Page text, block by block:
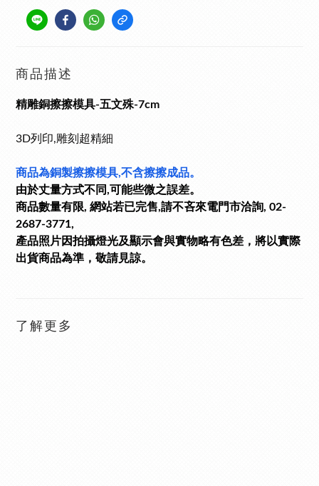
商品描述
精雕銅擦擦模具-五文殊-7cm
3D列印,雕刻超精細
商品為銅製擦擦模具,不含擦擦成品。
由於丈量方式不同,可能些微之誤差。
商品數量有限, 網站若已完售,請不吝來電門市洽詢, 02-
2687-3771,
產品照片因拍攝燈光及顯示會與實物略有色差，將以實際
出貨商品為準，敬請見諒。
了解更多